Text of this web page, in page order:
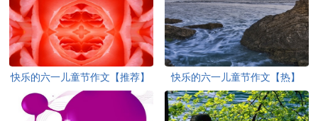
快乐的六一儿童节作文【推荐】 快乐的六一儿童节作文【热】